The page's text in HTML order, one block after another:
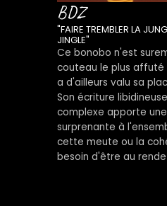
BDZ
"FAIRE TREMBLER LA
JINGLE"
Ce bonobo n'est
couteau le plus affuté
a d'ailleurs valu sa
Son écriture
complexe apporte
surprenante à
cette meute ou la
besoin d'être au